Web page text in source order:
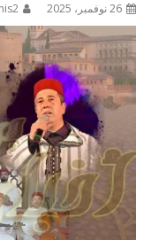
26 نوفمبر، 2025